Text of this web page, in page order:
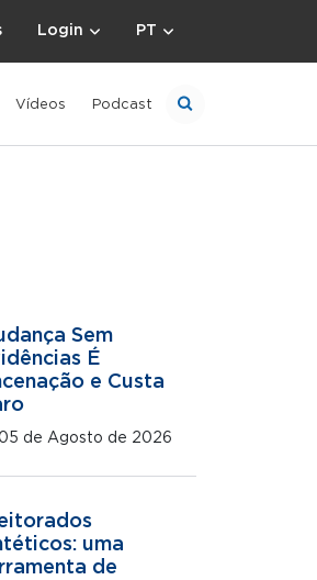
Login PT
Vídeos Podcast
Sem
É
e Custa
de Agosto de 2026
uma
de